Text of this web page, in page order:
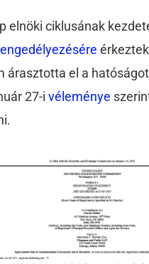
elnöki ciklusának
engedélyezésére
árasztotta el a
27-ivéleménye